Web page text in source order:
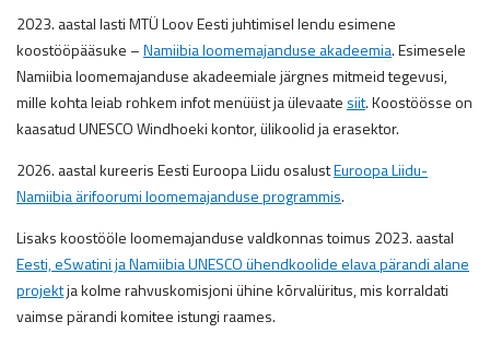
2023. aastal lasti MTÜ Loov Eesti juhtimisel lendu esimene
koostööpääsuke –Namiibia loomemajanduse akadeemia. Esimesele
Namiibia loomemajanduse akadeemiale järgnes mitmeid tegevusi,
mille kohta leiab rohkem infot menüüst ja ülevaate siit. Koostöösse on
kaasatud UNESCO Windhoeki kontor, ülikoolid ja erasektor.
2026. aastal kureeris Eesti Euroopa Liidu osalustEuroopa Liidu-
Namiibia ärifoorumi loomemajanduse programmis.
Lisaks koostööle loomemajanduse valdkonnas toimus 2023. aastal
Eesti, eSwatini ja Namiibia UNESCO ühendkoolide elava pärandi alane
projektja kolme rahvuskomisjoni ühine kõrvalüritus, mis korraldati
vaimse pärandi komitee istungi raames.